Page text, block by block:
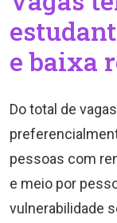
e baixa
Do total de
pessoas com
e meio por
vulnerabilidade